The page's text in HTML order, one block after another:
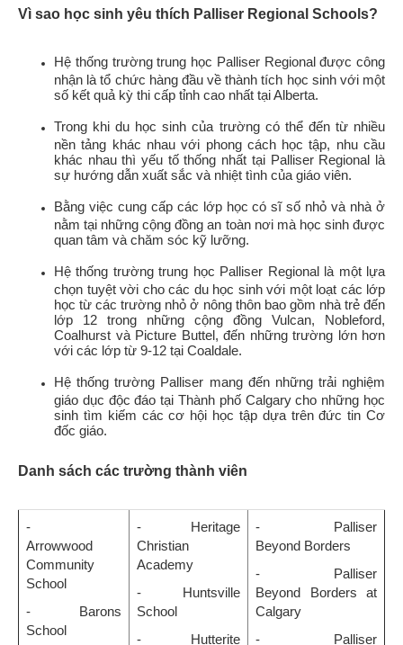
Vì sao học sinh yêu thích Palliser Regional Schools?
Hệ thống trường trung học Palliser Regional được công
nhận là tổ chức hàng đầu về thành tích học sinh với một
số kết quả kỳ thi cấp tỉnh cao nhất tại Alberta.
Trong khi du học sinh của trường có thể đến từ nhiều
nền tảng khác nhau với phong cách học tập, nhu cầu
khác nhau thì yếu tố thống nhất tại Palliser Regional là
sự hướng dẫn xuất sắc và nhiệt tình của giáo viên.
Bằng việc cung cấp các lớp học có sĩ số nhỏ và nhà ở
nằm tại những cộng đồng an toàn nơi mà học sinh được
quan tâm và chăm sóc kỹ lưỡng.
Hệ thống trường trung học Palliser Regional là một lựa
chọn tuyệt vời cho các du học sinh với một loạt các lớp
học từ các trường nhỏ ở nông thôn bao gồm nhà trẻ đến
lớp 12 trong những cộng đồng Vulcan, Nobleford,
Coalhurst và Picture Buttel, đến những trường lớn hơn
với các lớp từ 9-12 tại Coaldale.
Hệ thống trường Palliser mang đến những trải nghiệm
giáo dục độc đáo tại Thành phố Calgary cho những học
sinh tìm kiếm các cơ hội học tập dựa trên đức tin Cơ
đốc giáo.
Danh sách các trường thành viên
-
Arrowwood
Community
School
- Barons
School
- Heritage
Christian
Academy
- Huntsville
School
- Hutterite
- Palliser
Beyond Borders
- Palliser
Beyond Borders at
Calgary
- Palliser